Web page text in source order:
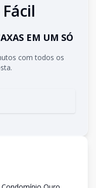
EM UM SÓ
com todos os